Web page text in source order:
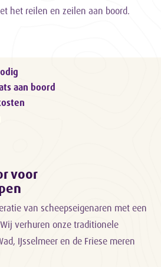
het reilen en zeilen aan boord.
aan boord
voor
van scheepseigenaren met een
verhuren onze traditionele
IJsselmeer en de Friese meren